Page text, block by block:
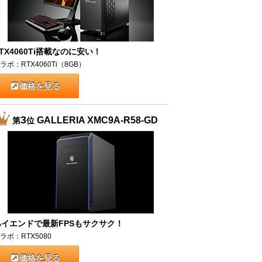
搭載なのに安い！
ボ：RTX4060Ti（8GB）
価格を見る
第3位GALLERIA XMC9A-R58-GD
エンドで最新FPSもサクサク！
ボ：RTX5080
価格を見る